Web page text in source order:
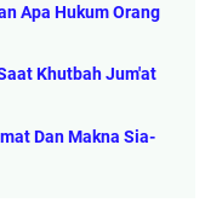
Apa Hukum Orang
Khutbah Jum'at
Dan Makna Sia-